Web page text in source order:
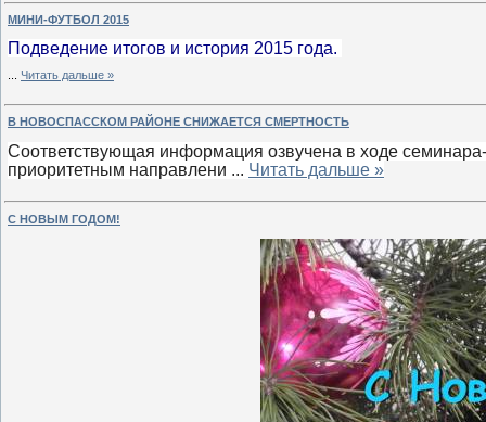
МИНИ-ФУТБОЛ 2015
Подведение итогов и история 2015 года.
Читать дальше »
В НОВОСПАССКОМ РАЙОНЕ СНИЖАЕТСЯ СМЕРТНОСТЬ
Соответствующая информация озвучена в ходе
приоритетным направлени ... Читать дальше »
С НОВЫМ ГОДОМ!